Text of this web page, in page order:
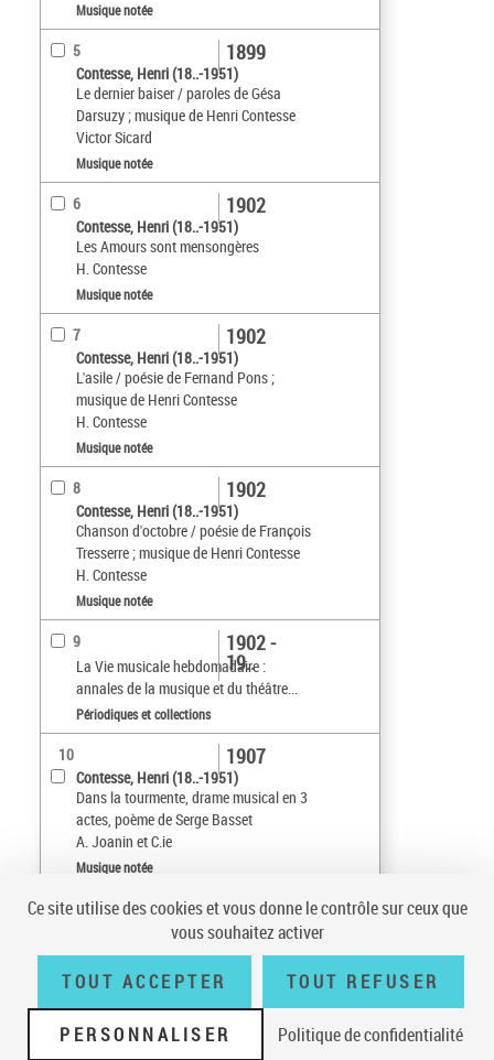
Musique notée
5
Contesse, Henri (18..-1951)
Le dernier baiser / paroles de Gésa
Darsuzy ; musique de Henri Contesse
Victor Sicard
1899
Musique notée
6
Contesse, Henri (18..-1951)
Les Amours sont mensongères
H. Contesse
1902
Musique notée
7
Contesse, Henri (18..-1951)
L'asile / poésie de Fernand Pons ;
musique de Henri Contesse
H. Contesse
1902
Musique notée
8
Contesse, Henri (18..-1951)
Chanson d'octobre / poésie de François
Tresserre ; musique de Henri Contesse
H. Contesse
1902
Musique notée
9
La Vie musicale hebdomadaire :
annales de la musique et du théâtre...
1902 -
19..
Périodiques et collections
10
Contesse, Henri (18..-1951)
Dans la tourmente, drame musical en 3
actes, poème de Serge Basset
A. Joanin et C.ie
1907
Musique notée
Date (croissant)
sur 3
10
résultats/page
Conditions générales d'utilisation | A propos | Plan du site |
Écrire à la
Ce site utilise des cookies et vous donne le contrôle sur ceux que
vous souhaitez activer
TOUT ACCEPTER TOUT REFUSER
PERSONNALISER Politique de confidentialité